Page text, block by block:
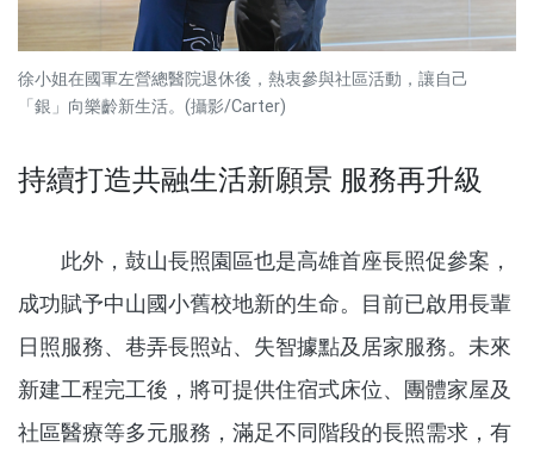
徐小姐在國軍左營總醫院退休後，熱衷參與社區活動，讓自己
「銀」向樂齡新生活。(攝影/Carter)
持續打造共融生活新願景 服務再升級
此外，鼓山長照園區也是高雄首座長照促參案，
成功賦予中山國小舊校地新的生命。目前已啟用長輩
日照服務、巷弄長照站、失智據點及居家服務。未來
新建工程完工後，將可提供住宿式床位、團體家屋及
社區醫療等多元服務，滿足不同階段的長照需求，有